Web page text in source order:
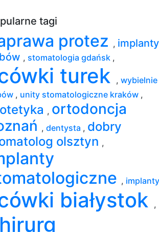
tagi
protez , implanty
, stomatologia gdańsk ,
turek , wybielnie
, unity stomatologiczne kraków ,
, ortodoncja
, dentysta , dobry
olsztyn ,
, implanty
białystok ,